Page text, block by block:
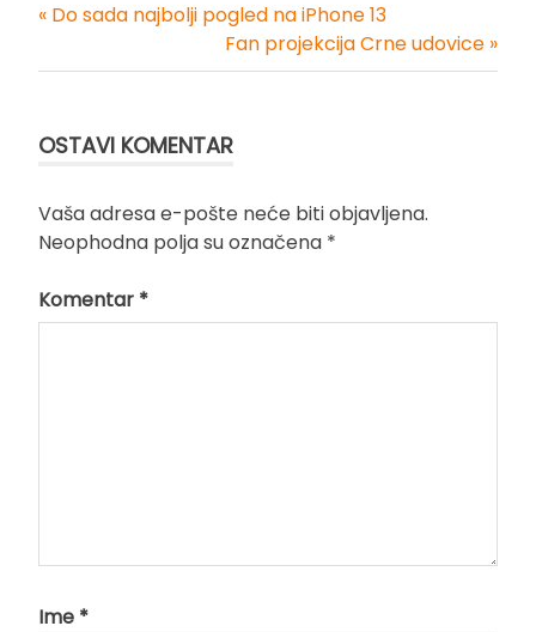
« Do sada najbolji pogled na iPhone 13
Fan projekcija Crne udovice »
OSTAVI KOMENTAR
Vaša adresa e-pošte neće biti objavljena.
Neophodna polja su označena *
Komentar *
Ime *